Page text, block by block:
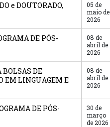
e DOUTORADO,
05 de
maio de
2026
DE PÓS-
08 de
abril de
2026
DE
EM LINGUAGEM E
08 de
abril de
2026
DE PÓS-
30 de
março
de 2026